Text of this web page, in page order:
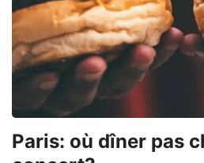
Paris: où dîner pas